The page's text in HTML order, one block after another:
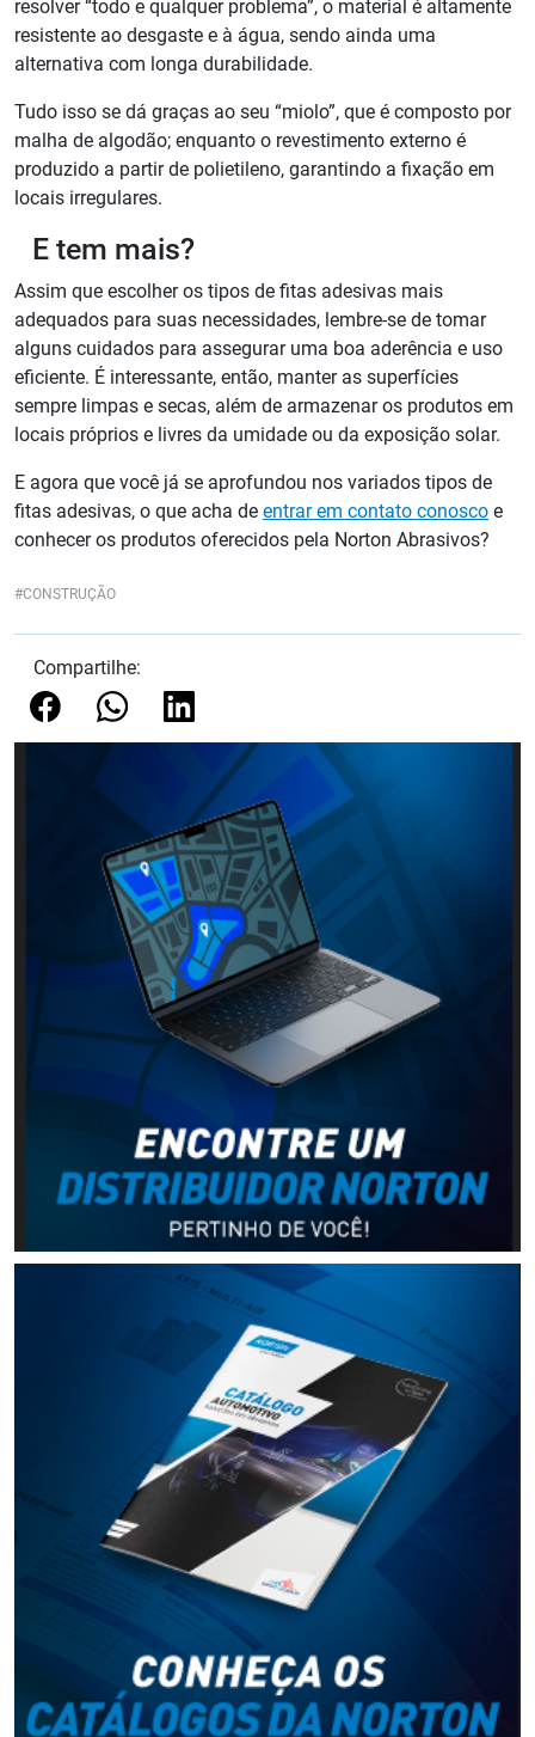
resolver “todo e qualquer problema”, o material é altamente
resistente ao desgaste e à água, sendo ainda uma
alternativa com longa durabilidade.
Tudo isso se dá graças ao seu “miolo”, que é composto por
malha de algodão; enquanto o revestimento externo é
produzido a partir de polietileno, garantindo a fixação em
locais irregulares.
E tem mais?
Assim que escolher os tipos de fitas adesivas mais
adequados para suas necessidades, lembre-se de tomar
alguns cuidados para assegurar uma boa aderência e uso
eficiente. É interessante, então, manter as superfícies
sempre limpas e secas, além de armazenar os produtos em
locais próprios e livres da umidade ou da exposição solar.
E agora que você já se aprofundou nos variados tipos de
fitas adesivas, o que acha de entrar em contato conosco e
conhecer os produtos oferecidos pela Norton Abrasivos?
CONSTRUÇÃO
Compartilhe: